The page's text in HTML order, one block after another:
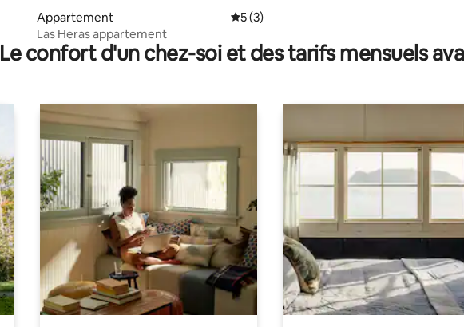
Appartement Évaluation moyenne sur la base de 3
5 (3)
Las Heras appartement
Le confort d'un chez-soi et des tarifs mensuels